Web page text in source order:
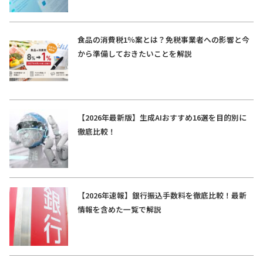
食品の消費税1％案とは？免税事業者への影響と今
から準備しておきたいことを解説
【2026年最新版】生成AIおすすめ16選を目的別に
徹底比較！
【2026年速報】銀行振込手数料を徹底比較！最新
情報を含めた一覧で解説